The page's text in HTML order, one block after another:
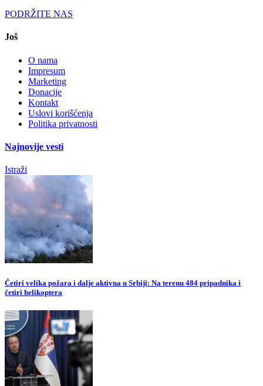
PODRŽITE NAS
Još
O nama
Impresum
Marketing
Donacije
Kontakt
Uslovi korišćenja
Politika privatnosti
Najnovije vesti
Istraži
Četiri velika požara i dalje aktivna u Srbiji: Na terenu 484 pripadnika i
četiri helikoptera